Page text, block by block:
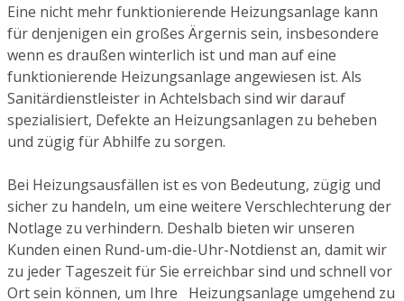
Eine nicht mehr funktionierende Heizungsanlage kann
für denjenigen ein großes Ärgernis sein, insbesondere
wenn es draußen winterlich ist und man auf eine
funktionierende Heizungsanlage angewiesen ist. Als
Sanitärdienstleister in Achtelsbach sind wir darauf
spezialisiert, Defekte an Heizungsanlagen zu beheben
und zügig für Abhilfe zu sorgen.
Bei Heizungsausfällen ist es von Bedeutung, zügig und
sicher zu handeln, um eine weitere Verschlechterung der
Notlage zu verhindern. Deshalb bieten wir unseren
Kunden einen Rund-um-die-Uhr-Notdienst an, damit wir
zu jeder Tageszeit für Sie erreichbar sind und schnell vor
Ort sein können, um Ihre Heizungsanlage umgehend zu